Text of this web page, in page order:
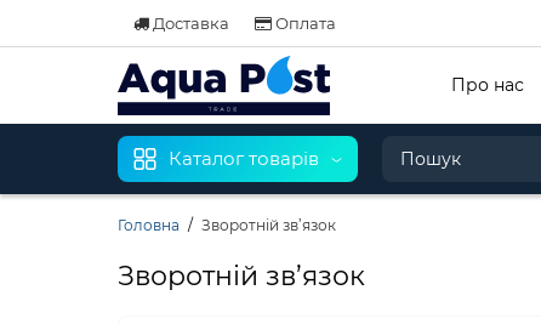
Доставка Оплата
Про нас
Каталог товарів
Головна Зворотній зв’язок
Зворотній зв’язок